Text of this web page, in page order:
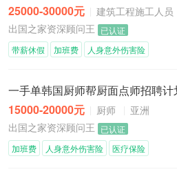
25000-30000元 建筑工程施工人员
出国之家资深顾问王 已认证
带薪休假 加班费 人身意外伤害险
一手单韩国厨师帮厨面点师招聘计
15000-20000元 厨师
亚洲
出国之家资深顾问王 已认证
加班费 人身意外伤害险 医疗保险